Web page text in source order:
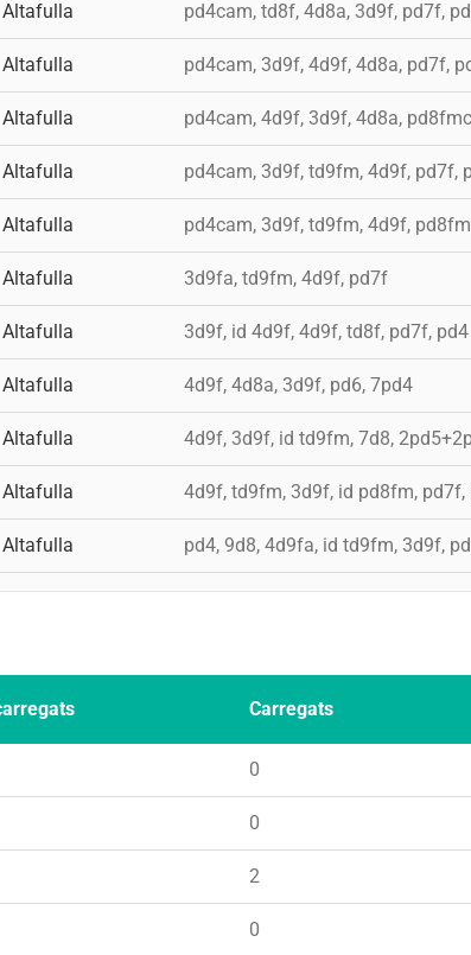
Altafulla pd4cam, td8f, 4d8a, 3d9f, pd7f,
Altafulla pd4cam, 3d9f, 4d9f, 4d8a, pd7f,
Altafulla pd4cam, 4d9f, 3d9f, 4d8a, pd8fmc
Altafulla pd4cam, 3d9f, td9fm, 4d9f, pd7f,
Altafulla pd4cam, 3d9f, td9fm, 4d9f,
Altafulla 3d9fa, td9fm, 4d9f, pd7f
Altafulla 3d9f, id 4d9f, 4d9f, td8f, pd7f, pd4
Altafulla 4d9f, 4d8a, 3d9f, pd6, 7pd4
Altafulla 4d9f, 3d9f, id td9fm, 7d8,
Altafulla 4d9f, td9fm, 3d9f, id pd8fm, pd7f,
Altafulla pd4, 9d8, 4d9fa, id td9fm, 3d9f,
Carregats
0
0
2
0